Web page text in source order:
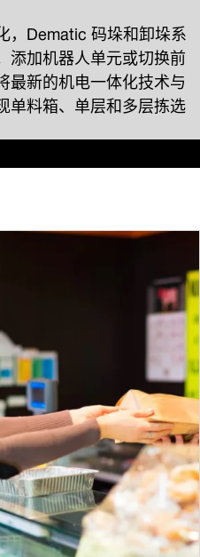
，Dematic 码垛和卸垛系
添加机器人单元或切换前
最新的机电一体化技术与
单料箱、单层和多层拣选